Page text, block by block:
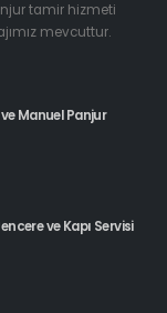
tamir hizmeti
mevcuttur.
Manuel Panjur
ve Kapı Servisi